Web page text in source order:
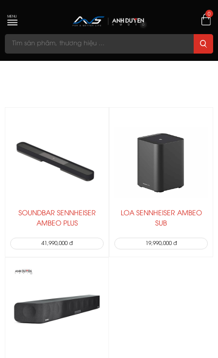
0
MENU
SOUNDBAR SENNHEISER
AMBEO PLUS
41,990,000 đ
LOA SENNHEISER AMBEO
SUB
19,990,000 đ